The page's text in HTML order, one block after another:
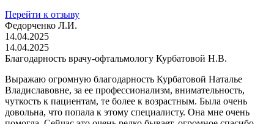
Перейти к отзыву
Федорченко Л.И.
14.04.2025
14.04.2025
Благодарность врачу-офтальмологу Курбатовой Н.В.
Выражаю огромную благодарность Курбатовой Наталье
Владиславовне, за ее профессионализм, внимательность,
чуткость к пациентам, те более к возрастным. Была очень
довольна, что попала к этому специалисту. Она мне очень